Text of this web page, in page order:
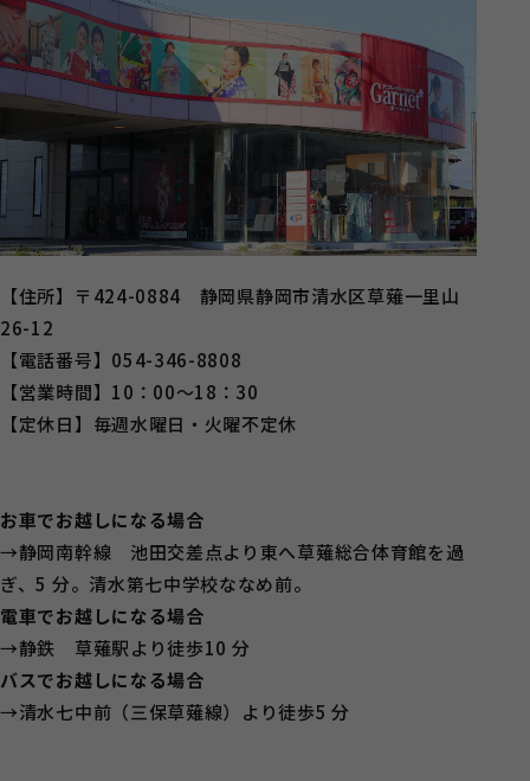
【住所】〒424-0884 静岡県静岡市清水区草薙一里山
26-12
【電話番号】054-346-8808
【営業時間】10：00～18：30
【定休日】毎週水曜日・火曜不定休
お車でお越しになる場合
→静岡南幹線 池田交差点より東へ草薙総合体育館を過
ぎ、5 分。清水第七中学校ななめ前。
電車でお越しになる場合
→静鉄 草薙駅より徒歩10 分
バスでお越しになる場合
→清水七中前（三保草薙線）より徒歩5 分